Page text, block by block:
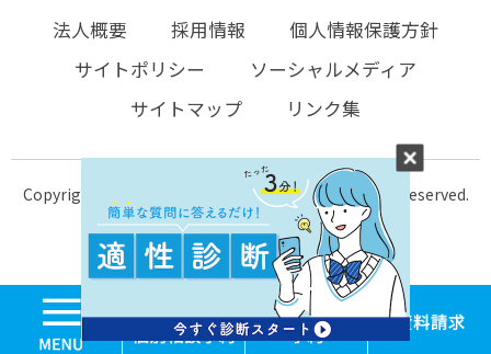
学校見学・個別相
体験入
法人概要 採用情報
個人情報保護方針
サイトポリシー
ソーシャルメディア
サイトマップ
リンク集
Copyright © 2004-2026 KTC-school.com All Rights Reserved.